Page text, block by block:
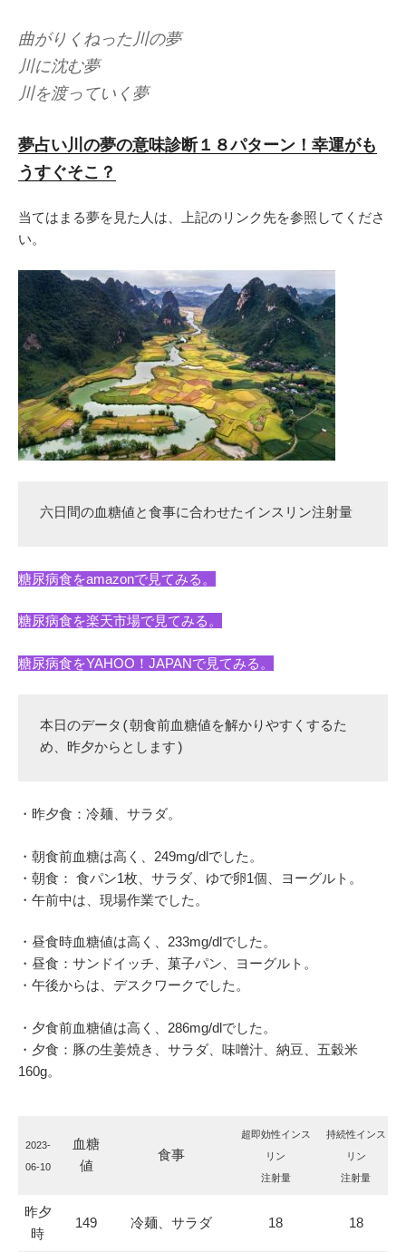
曲がりくねった川の夢
川に沈む夢
川を渡っていく夢
夢占い川の夢の意味診断１８パターン！幸運がも
うすぐそこ？
当てはまる夢を見た人は、上記のリンク先を参照してくださ
い。
六日間の血糖値と食事に合わせたインスリン注射量
糖尿病食をamazonで見てみる。
糖尿病食を楽天市場で見てみる。
糖尿病食をYAHOO！JAPANで見てみる。
本日のデータ(朝食前血糖値を解かりやすくするた
め、昨夕からとします)
・昨夕食：冷麺、サラダ。
・朝食前血糖は高く、249mg/dlでした。
・朝食： 食パン1枚、サラダ、ゆで卵1個、ヨーグルト。
・午前中は、現場作業でした。
・昼食時血糖値は高く、233mg/dlでした。
・昼食：サンドイッチ、菓子パン、ヨーグルト。
・午後からは、デスクワークでした。
・夕食前血糖値は高く、286mg/dlでした。
・夕食：豚の生姜焼き、サラダ、味噌汁、納豆、五穀米
160g。
2023-
06-10
血糖
値
食事
超即効性インス
リン
注射量
持続性インス
リン
注射量
昨夕
時
149 冷麺、サラダ 18 18